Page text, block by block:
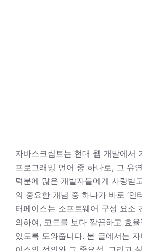
자바스크립트는 현대 웹 개발에서
프로그래밍 언어 중 하나로, 그 유
덕분에 많은 개발자들에게 사랑받
의 중요한 개념 중 하나가 바로 ‘인
터페이스는 소프트웨어 구성 요소
의하여, 코드를 보다 깔끔하고 효
있도록 도와줍니다. 본 글에서는